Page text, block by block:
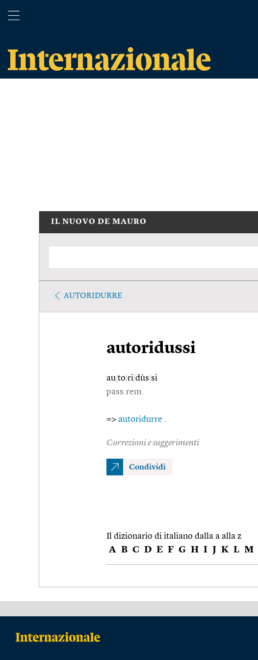
IL NUOVO DE MAURO
AUTORIDURRE
autoridussi
au to ri dùs si
pass.rem.
=> autoridurre .
Correzioni e suggerimenti
Condividi
Il dizionario di italiano dalla a alla z
A B C D E F G H I J K L M